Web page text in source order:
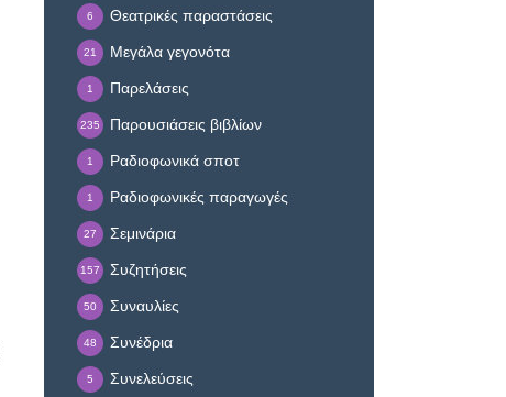
Θεατρικές παραστάσεις
6
Μεγάλα γεγονότα
21
Παρελάσεις
1
Παρουσιάσεις βιβλίων
235
Ραδιοφωνικά σποτ
1
Ραδιοφωνικές παραγωγές
1
Σεμινάρια
27
Συζητήσεις
157
Συναυλίες
50
Συνέδρια
48
Συνελεύσεις
5